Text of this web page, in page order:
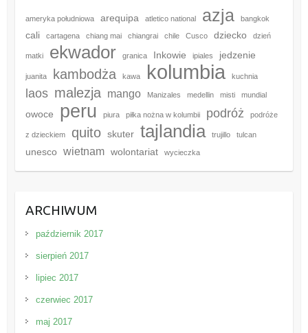
ameryka południowa arequipa atletico national azja bangkok
cali cartagena chiang mai chiangrai chile Cusco dziecko dzień
matki ekwador granica Inkowie ipiales jedzenie
juanita kambodża kawa kolumbia kuchnia
laos malezja mango Manizales medellin misti mundial
owoce peru piura piłka nożna w kolumbii podróż podróże
z dzieckiem quito skuter tajlandia trujillo tulcan
unesco wietnam wolontariat wycieczka
ARCHIWUM
październik 2017
sierpień 2017
lipiec 2017
czerwiec 2017
maj 2017